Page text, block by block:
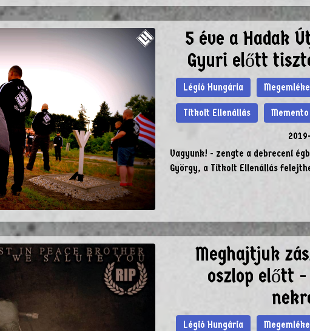
5 éve a Hadak
Gyuri előtt
Légió Hungária
Titkolt Ellenállás
Vagyunk! - zengte a debreceni
György, a Titkolt Ellenállás
Meghajtjuk
oszlop előtt -
Légió Hungária